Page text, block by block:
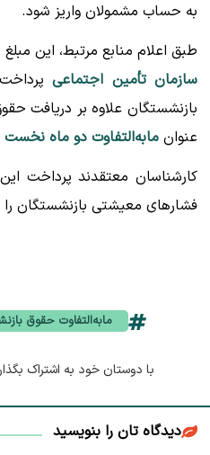
به حساب مشمولان واریز شود.
طبق اعلام منابع مرتبط، این
سازمان تأمین اجتماعی
بازنشستگان علاوه بر دریافت
عنوان مابه‌التفاوت دو ماه
کارشناسان معتقدند پرداخت
فشارهای معیشتی بازنشستگان
مابه‌التفاوت حقوق
با دوستان خود به اشتراک
دیدگاه تان را بنویسید